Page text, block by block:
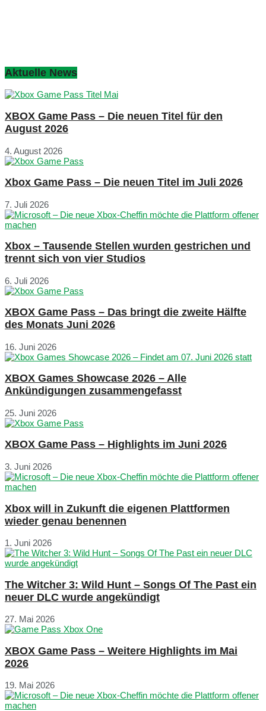
Aktuelle News
XBOX Game Pass – Die neuen Titel für den
August 2026
4. August 2026
Xbox Game Pass – Die neuen Titel im Juli 2026
7. Juli 2026
Xbox – Tausende Stellen wurden gestrichen und
trennt sich von vier Studios
6. Juli 2026
XBOX Game Pass – Das bringt die zweite Hälfte
des Monats Juni 2026
16. Juni 2026
XBOX Games Showcase 2026 – Alle
Ankündigungen zusammengefasst
25. Juni 2026
XBOX Game Pass – Highlights im Juni 2026
3. Juni 2026
Xbox will in Zukunft die eigenen Plattformen
wieder genau benennen
1. Juni 2026
The Witcher 3: Wild Hunt – Songs Of The Past ein
neuer DLC wurde angekündigt
27. Mai 2026
XBOX Game Pass – Weitere Highlights im Mai
2026
19. Mai 2026